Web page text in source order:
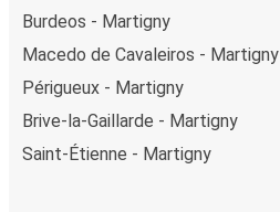
Burdeos - Martigny
Macedo de Cavaleiros - Martigny
Périgueux - Martigny
Brive-la-Gaillarde - Martigny
Saint-Étienne - Martigny